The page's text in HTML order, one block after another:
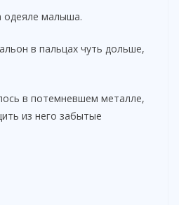
одеяле малыша.
в пальцах чуть дольше,
в потемневшем металле,
из него забытые